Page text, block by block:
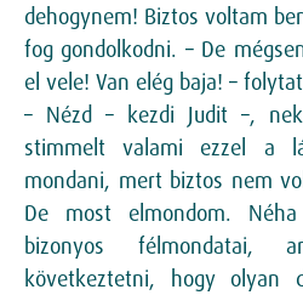
dehogynem! Biztos voltam
fog gondolkodni. – De
el vele! Van elég baja! –
– Nézd – kezdi Judit –,
stimmelt valami ezzel a
mondani, mert biztos nem
De most elmondom.
bizonyos félmondatai,
következtetni, hogy olyan